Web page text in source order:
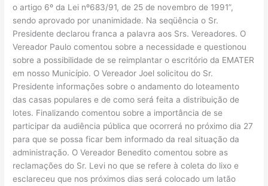
o artigo 6º da Lei nº683/91, de 25 de novembro de 1991”,
sendo aprovado por unanimidade. Na seqüência o Sr.
Presidente declarou franca a palavra aos Srs. Vereadores. O
Vereador Paulo comentou sobre a necessidade e questionou
sobre a possibilidade de se reimplantar o escritório da EMATER
em nosso Município. O Vereador Joel solicitou do Sr.
Presidente informações sobre o andamento do loteamento
das casas populares e de como será feita a distribuição de
lotes. Finalizando comentou sobre a importância de se
participar da audiência pública que ocorrerá no próximo dia 27
para que se possa ficar bem informado da real situação da
administração. O Vereador Benedito comentou sobre as
reclamações do Sr. Levi no que se refere à coleta do lixo e
esclareceu que nos próximos dias será colocado um latão